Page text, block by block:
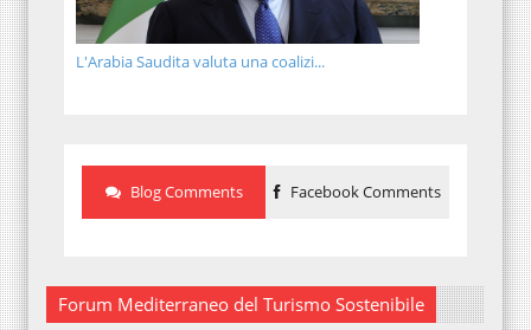
L'Arabia Saudita valuta una coalizi...
Blog Comments Facebook Comments
Forum Mediterraneo del Turismo Sostenibile